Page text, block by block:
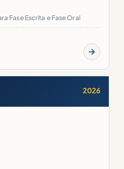
Fase Escrita e Fase Oral
2026